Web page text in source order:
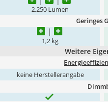
2.250 Lumen
Geringes
1,2 kg
Weitere
keine Herstellerangabe